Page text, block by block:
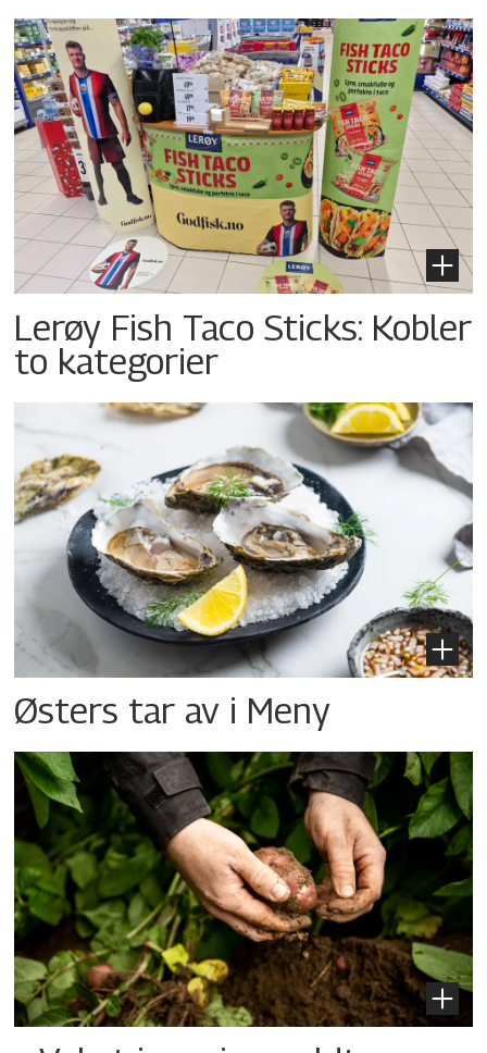
Lerøy Fish Taco Sticks: Kobler
to kategorier
Østers tar av i Meny